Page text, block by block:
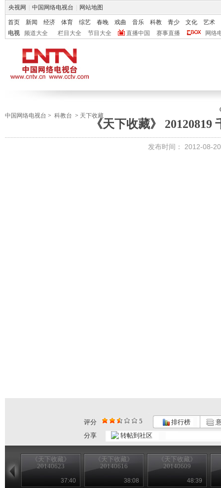
央视网 中国网络电视台 网站地图
首页 新闻 经济 体育 综艺 春晚 戏曲 音乐 科教 青少 文化
艺术
电视
频道大全 栏目大全 节目大全 直播中国 赛事直播 网络
中国网络电视台 > 科教台 > 天下收藏
《天下收藏》 20120819
发布时间： 2012-08-
评分 5 排行榜
分享
转帖到社区
《天下收藏》
20140623
37:40
《天下收藏》
20140616
38:08
《天下收藏》
20140609
48:39